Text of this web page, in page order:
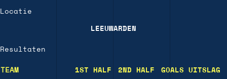
Locatie
LEEUWARDEN
Resultaten
TEAM 1ST HALF 2ND HALF GOALS UITSLAG